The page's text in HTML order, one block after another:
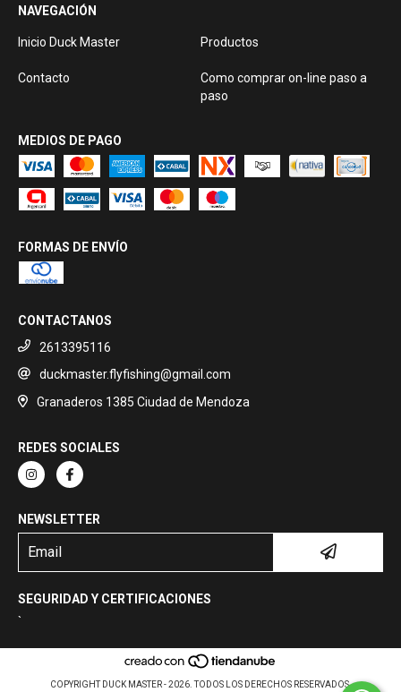
NAVEGACIÓN
Inicio Duck Master Productos
Contacto
Como comprar on-line paso a
paso
MEDIOS DE PAGO
FORMAS DE ENVÍO
CONTACTANOS
2613395116
duckmaster.flyfishing@gmail.com
Granaderos 1385 Ciudad de Mendoza
REDES SOCIALES
NEWSLETTER
SEGURIDAD Y CERTIFICACIONES
`
COPYRIGHT DUCK MASTER - 2026. TODOS LOS DERECHOS RESERVADOS.